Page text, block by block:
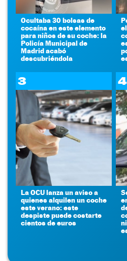
Ocultaba 30 bolsas de
cocaína en este elemento
para niños de su coche: la
Policía Municipal de
Madrid acabó
descubriéndola
3
La OCU lanza un aviso a
quienes alquilen un coche
este verano: este
despiste puede costarte
cientos de euros
4